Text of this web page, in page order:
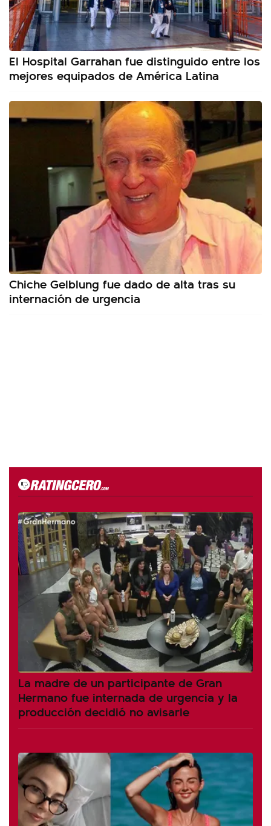
El Hospital Garrahan fue distinguido entre los
mejores equipados de América Latina
Chiche Gelblung fue dado de alta tras su
internación de urgencia
La madre de un participante de Gran
Hermano fue internada de urgencia y la
producción decidió no avisarle